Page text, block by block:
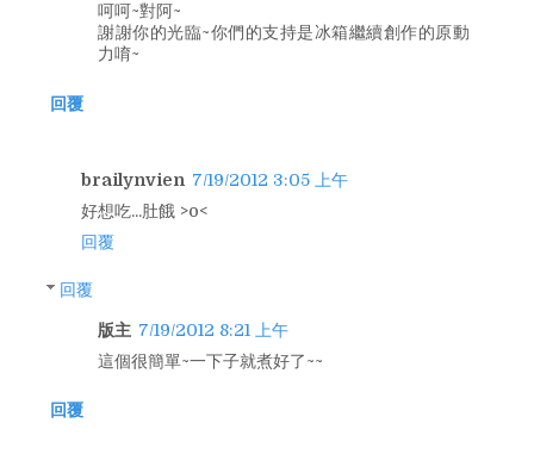
呵呵~對阿~
謝謝你的光臨~你們的支持是冰箱繼續創作的原動
力唷~
回覆
brailynvien 7/19/2012 3:05 上午
好想吃...肚餓 >o<
回覆
回覆
版主 7/19/2012 8:21 上午
這個很簡單~一下子就煮好了~~
回覆